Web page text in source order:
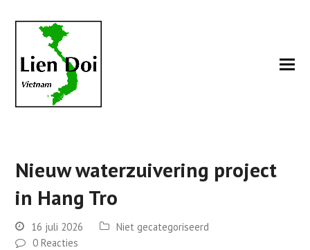
Nieuw waterzuivering project
in Hang Tro
16 juli 2026
Niet gecategoriseerd
0 Reacties